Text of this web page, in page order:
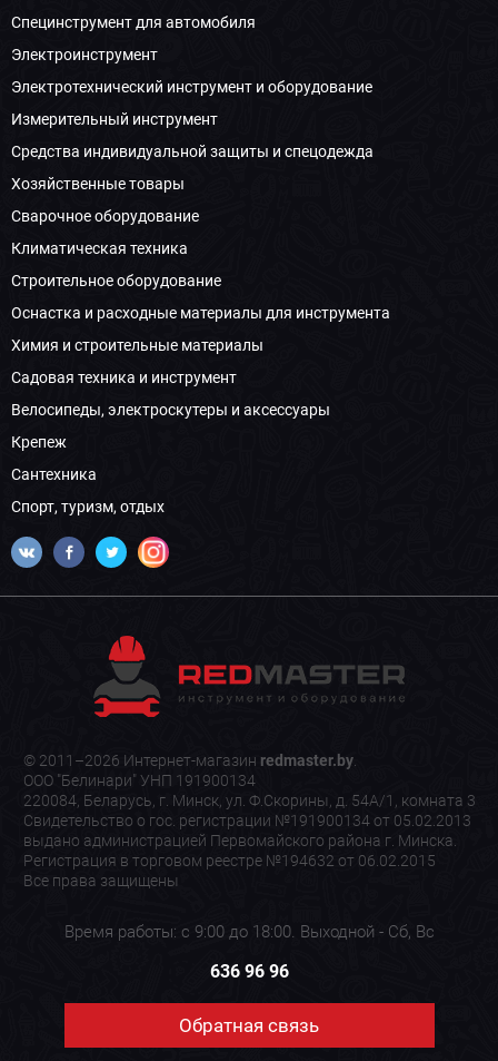
Специнструмент для автомобиля
Электроинструмент
Электротехнический инструмент и оборудование
Измерительный инструмент
Средства индивидуальной защиты и спецодежда
Хозяйственные товары
Сварочное оборудование
Климатическая техника
Строительное оборудование
Оснастка и расходные материалы для инструмента
Химия и строительные материалы
Садовая техника и инструмент
Велосипеды, электроскутеры и аксессуары
Крепеж
Сантехника
Спорт, туризм, отдых
© 2011–2026 Интернет-магазин redmaster.by.
ООО "Белинари" УНП 191900134
220084, Беларусь, г. Минск, ул. Ф.Скорины, д. 54А/1, комната 3
Свидетельство о гос. регистрации №191900134 от 05.02.2013
выдано администрацией Первомайского района г. Минска.
Регистрация в торговом реестре №194632 от 06.02.2015
Все права защищены
Время работы: с 9:00 до 18:00. Выходной - Сб, Вс
636 96 96
Обратная связь